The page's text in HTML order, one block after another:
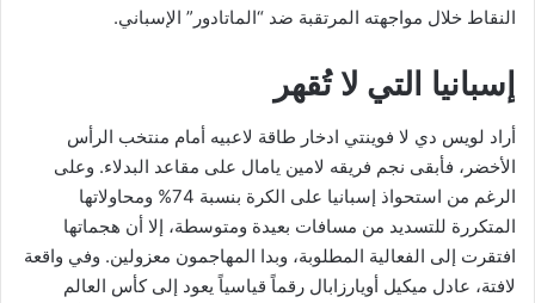
النقاط خلال مواجهته المرتقبة ضد “الماتادور” الإسباني.
إسبانيا التي لا تُقهر
أراد لويس دي لا فوينتي ادخار طاقة لاعبيه أمام منتخب الرأس
الأخضر، فأبقى نجم فريقه لامين يامال على مقاعد البدلاء. وعلى
الرغم من استحواذ إسبانيا على الكرة بنسبة 74% ومحاولاتها
المتكررة للتسديد من مسافات بعيدة ومتوسطة، إلا أن هجماتها
افتقرت إلى الفعالية المطلوبة، وبدا المهاجمون معزولين. وفي واقعة
لافتة، عادل ميكيل أويارزابال رقماً قياسياً يعود إلى كأس العالم